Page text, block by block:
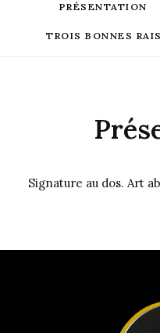
PRÉSENTATION
TROIS BONNES
Signature au dos. Art